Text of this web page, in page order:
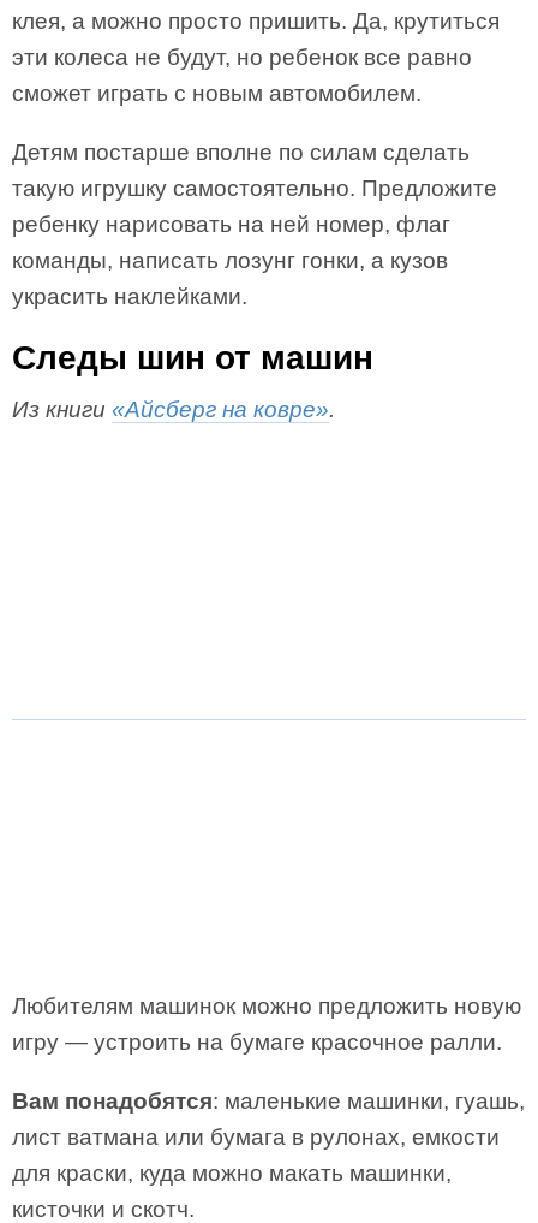
клея, а можно просто пришить. Да, крутиться
эти колеса не будут, но ребенок все равно
сможет играть с новым автомобилем.
Детям постарше вполне по силам сделать
такую игрушку самостоятельно. Предложите
ребенку нарисовать на ней номер, флаг
команды, написать лозунг гонки, а кузов
украсить наклейками.
Следы шин от машин
Из книги «Айсберг на ковре».
Любителям машинок можно предложить новую
игру — устроить на бумаге красочное ралли.
Вам понадобятся: маленькие машинки, гуашь,
лист ватмана или бумага в рулонах, емкости
для краски, куда можно макать машинки,
кисточки и скотч.